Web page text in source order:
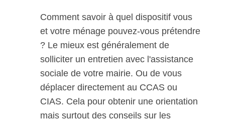
Comment savoir à quel dispositif vous
et votre ménage pouvez-vous prétendre
? Le mieux est généralement de
solliciter un entretien avec l'assistance
sociale de votre mairie. Ou de vous
déplacer directement au CCAS ou
CIAS. Cela pour obtenir une orientation
mais surtout des conseils sur les